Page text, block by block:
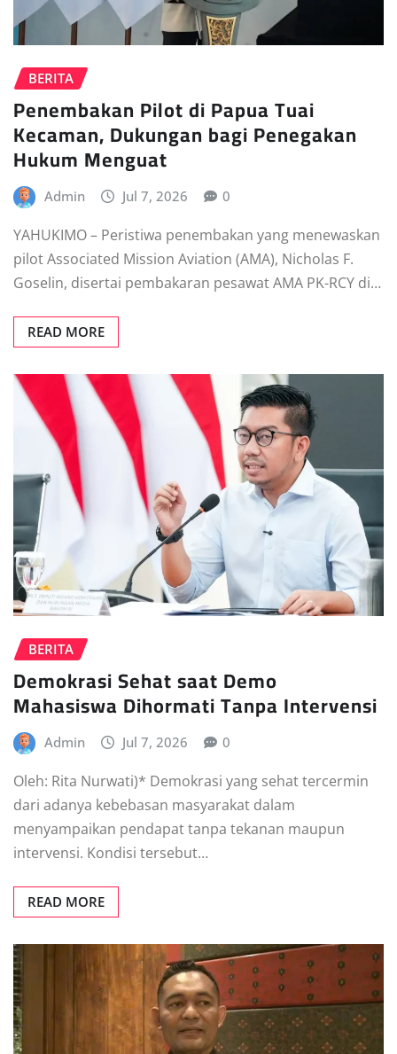
BERITA
Penembakan Pilot di Papua Tuai
Kecaman, Dukungan bagi Penegakan
Hukum Menguat
Admin Jul 7, 2026 0
YAHUKIMO – Peristiwa penembakan yang menewaskan
pilot Associated Mission Aviation (AMA), Nicholas F.
Goselin, disertai pembakaran pesawat AMA PK-RCY di…
READ MORE
BERITA
Demokrasi Sehat saat Demo
Mahasiswa Dihormati Tanpa Intervensi
Admin Jul 7, 2026 0
Oleh: Rita Nurwati)* Demokrasi yang sehat tercermin
dari adanya kebebasan masyarakat dalam
menyampaikan pendapat tanpa tekanan maupun
intervensi. Kondisi tersebut…
READ MORE